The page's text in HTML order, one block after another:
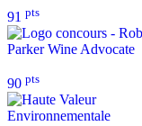
91 pts
90 pts